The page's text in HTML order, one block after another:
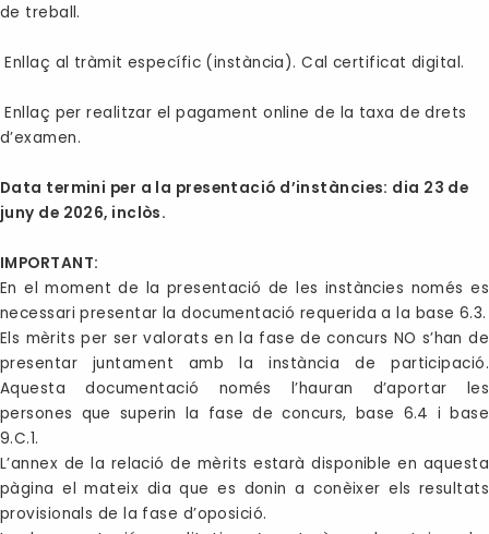
de treball.
Enllaç al tràmit específic (instància). Cal certificat digital.
Enllaç per realitzar el pagament online de la taxa de drets
d’examen.
Data termini per a la presentació d’instàncies: dia 23 de
juny de 2026, inclòs.
IMPORTANT:
En el moment de la presentació de les instàncies només es
necessari presentar la documentació requerida a la base 6.3.
Els mèrits per ser valorats en la fase de concurs NO s’han de
presentar juntament amb la instància de participació.
Aquesta documentació només l’hauran d’aportar les
persones que superin la fase de concurs, base 6.4 i base
9.C.1.
L’annex de la relació de mèrits estarà disponible en aquesta
pàgina el mateix dia que es donin a conèixer els resultats
provisionals de la fase d’oposició.